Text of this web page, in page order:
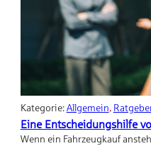
Kategorie:Allgemein,
Eine Entscheidungshilfe
Wenn ein Fahrzeugkauf